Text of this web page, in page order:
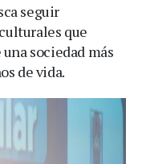
seguir
que
sociedad más
de vida.